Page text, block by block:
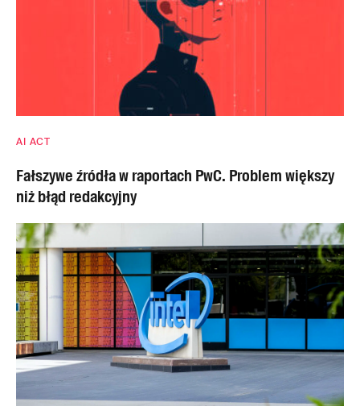
AI ACT
Fałszywe źródła w raportach PwC. Problem większy
niż błąd redakcyjny